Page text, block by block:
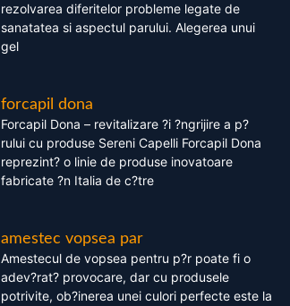
rezolvarea diferitelor probleme legate de
sanatatea si aspectul parului. Alegerea unui
gel
forcapil dona
Forcapil Dona – revitalizare ?i ?ngrijire a p?
rului cu produse Sereni Capelli Forcapil Dona
reprezint? o linie de produse inovatoare
fabricate ?n Italia de c?tre
amestec vopsea par
Amestecul de vopsea pentru p?r poate fi o
adev?rat? provocare, dar cu produsele
potrivite, ob?inerea unei culori perfecte este la